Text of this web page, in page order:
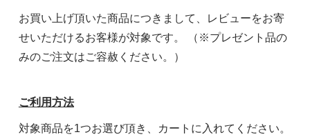
お買い上げ頂いた商品につきまして、レビューをお寄
せいただけるお客様が対象です。 （※プレゼント品の
みのご注文はご容赦ください。）
ご利用方法
対象商品を1つお選び頂き、カートに入れてください。